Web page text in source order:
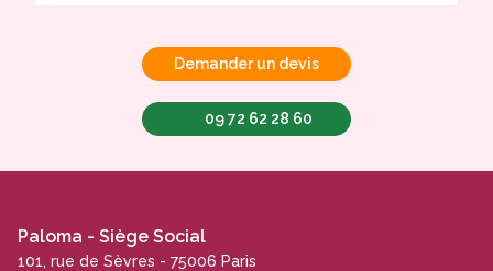
Demander un devis
09 72 62 28 60
Paloma - Siège Social
101, rue de Sèvres - 75006 Paris